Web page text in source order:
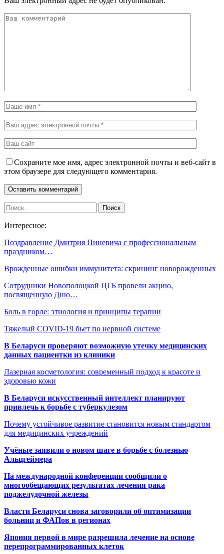
Сохраните мое имя, адрес электронной почты и веб-сайт в
этом браузере для следующего комментария.
Интересное:
Поздравление Дмитрия Пиневича с профессиональным
праздником…
Врожденные ошибки иммунитета: скрининг новорожденных
Сотрудники Новополоцкой ЦГБ провели акцию,
посвященную Дню…
Боль в горле: этиология и принципы терапии
Тяжелый COVID-19 бьет по нервной системе
В Беларуси проверяют возможную утечку медицинских
данных пациентки из клиники
Лазерная косметология: современный подход к красоте и
здоровью кожи
В Беларуси искусственный интеллект планируют
привлечь к борьбе с туберкулезом
Почему устойчивое развитие становится новым стандартом
для медицинских учреждений
Учёные заявили о новом шаге в борьбе с болезнью
Альцгеймера
На международной конференции сообщили о
многообещающих результатах лечения рака
поджелудочной железы
Власти Беларуси снова заговорили об оптимизации
больниц и ФАПов в регионах
Япония первой в мире разрешила лечение на основе
перепрограммированных клеток